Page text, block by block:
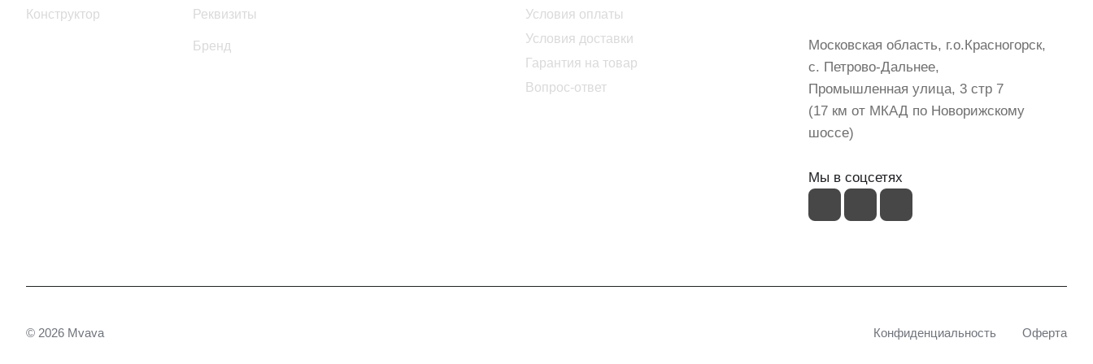
Конструктор
Реквизиты
Бренд
Условия оплаты
Условия доставки
Гарантия на товар
Вопрос-ответ
Московская область, г.о.Красногорск,
с. Петрово-Дальнее,
Промышленная улица, 3 стр 7
(17 км от МКАД по Новорижскому
шоссе)
Мы в соцсетях
© 2026 Mvava Конфиденциальность Оферта